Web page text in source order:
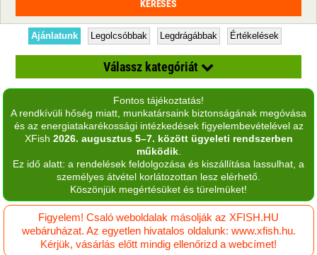
Ajánlatunk Legolcsóbbak Legdrágábbak Értékelések
Válassz kategóriát
Botspicc védő, összefogó, botvédő
Csúzli
Egyéb
Elem - akku
Etetőanyag rosta
Favágás, balta
Fontos tájékoztatás!
A rendkívüli hőség miatt, munkatársaink biztonságának megóvása
és az energiatakarékossági intézkedések figyelembevételével az
XFish 2026. augusztus 5–7. között ügyeleti rendszerben
működik.
Ez idő alatt: a rendelések feldolgozása és kiszállítása lassulhat, a
személyes átvétel korlátozottan lesz elérhető.
Köszönjük megértésüket és türelmüket!
Figyelem! Csaló weboldalak másolják az XFISH.HU
webáruházat. Az egyetlen hivatalos oldalunk: www.xfish.hu.
Kérjük, vásárlás előtt mindig ellenőrizd a webcímet!